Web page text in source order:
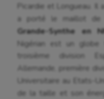
Crossfit
Cyclisme
Danse
Equitation
Escalade
Picardie et Longueau. Il
a porté le maillot de
Grande-Synthe en
Nigérian est un
troisième division
Allemande, première
Universitaire au Etats-
de la taille et son